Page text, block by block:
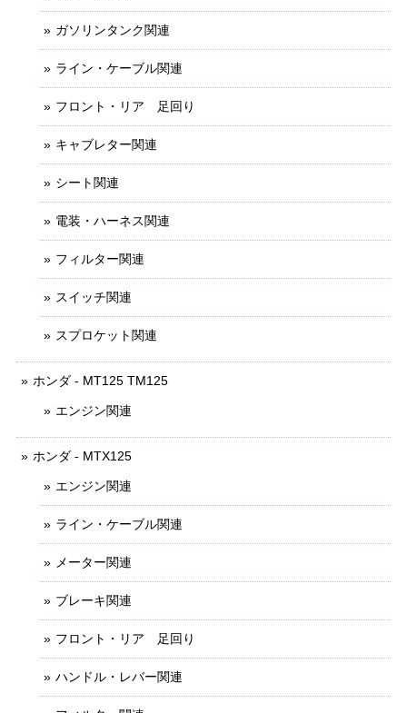
ガソリンタンク関連
ライン・ケーブル関連
フロント・リア 足回り
キャブレター関連
シート関連
電装・ハーネス関連
フィルター関連
スイッチ関連
スプロケット関連
ホンダ - MT125 TM125
エンジン関連
ホンダ - MTX125
エンジン関連
ライン・ケーブル関連
メーター関連
ブレーキ関連
フロント・リア 足回り
ハンドル・レバー関連